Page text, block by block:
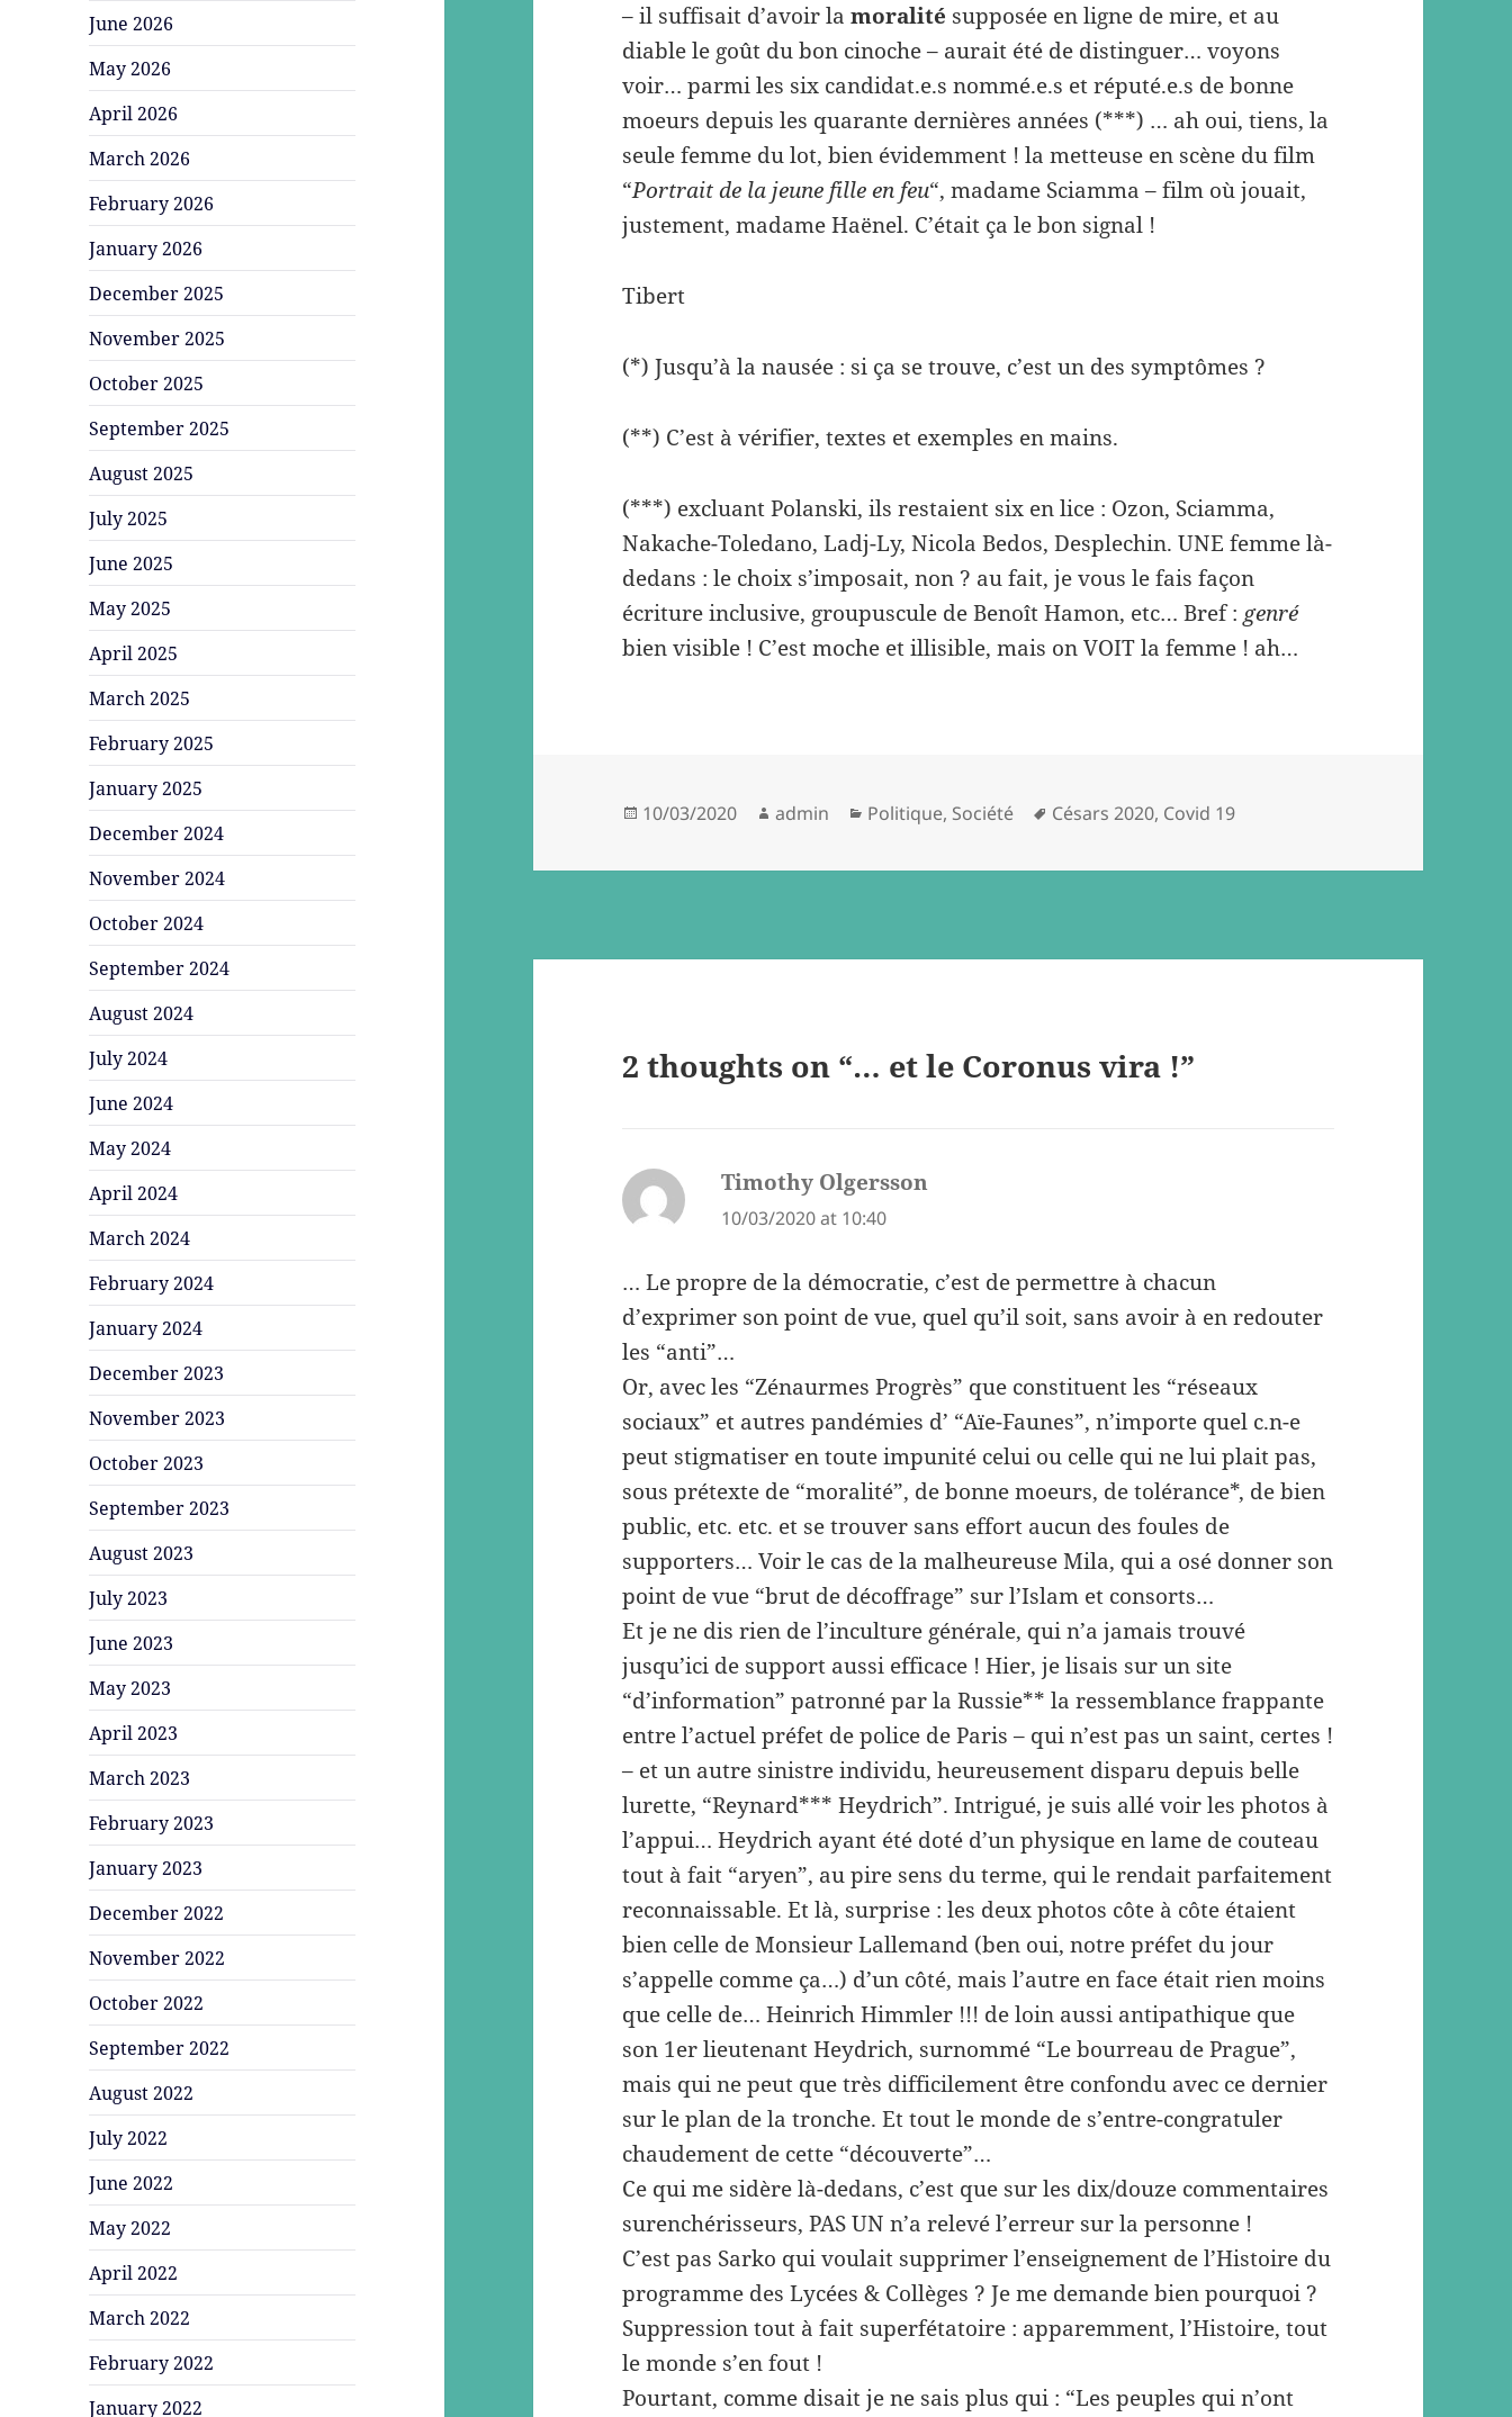
June 2026
May 2026
April 2026
March 2026
February 2026
January 2026
December 2025
November 2025
October 2025
September 2025
August 2025
July 2025
June 2025
May 2025
April 2025
March 2025
February 2025
January 2025
December 2024
November 2024
October 2024
September 2024
August 2024
July 2024
June 2024
May 2024
April 2024
March 2024
February 2024
January 2024
December 2023
November 2023
October 2023
September 2023
August 2023
July 2023
June 2023
May 2023
April 2023
March 2023
February 2023
January 2023
December 2022
November 2022
October 2022
September 2022
August 2022
July 2022
June 2022
May 2022
April 2022
March 2022
February 2022
January 2022
– il suffisait d’avoir lamoralité supposée en ligne de mire, et au
diable le goût du bon cinoche – aurait été de distinguer… voyons
voir… parmi les six candidat.e.s nommé.e.s et réputé.e.s de bonne
moeurs depuis les quarante dernières années (***) … ah oui, tiens, la
seule femme du lot, bien évidemment ! la metteuse en scène du film
“Portrait de la jeune fille en feu“, madame Sciamma – film où jouait,
justement, madame Haënel. C’était ça le bon signal !
Tibert
(*) Jusqu’à la nausée : si ça se trouve, c’est un des symptômes ?
(**) C’est à vérifier, textes et exemples en mains.
(***) excluant Polanski, ils restaient six en lice : Ozon, Sciamma,
Nakache-Toledano, Ladj-Ly, Nicola Bedos, Desplechin. UNE femme là-
dedans : le choix s’imposait, non ? au fait, je vous le fais façon
écriture inclusive, groupuscule de Benoît Hamon, etc… Bref : genré
bien visible ! C’est moche et illisible, mais on VOIT la femme ! ah…
Posted
10/03/2020 Author
admin Categories
Politique, Société Tags
Césars 2020, Covid 19
2 thoughts on “… et le Coronus vira !”
Timothy Olgersson
10/03/2020 at 10:40
… Le propre de la démocratie, c’est de permettre à chacun
d’exprimer son point de vue, quel qu’il soit, sans avoir à en redouter
les “anti”…
Or, avec les “Zénaurmes Progrès” que constituent les “réseaux
sociaux” et autres pandémies d’ “Aïe-Faunes”, n’importe quel c.n-e
peut stigmatiser en toute impunité celui ou celle qui ne lui plait pas,
sous prétexte de “moralité”, de bonne moeurs, de tolérance*, de bien
public, etc. etc. et se trouver sans effort aucun des foules de
supporters… Voir le cas de la malheureuse Mila, qui a osé donner son
point de vue “brut de décoffrage” sur l’Islam et consorts…
Et je ne dis rien de l’inculture générale, qui n’a jamais trouvé
jusqu’ici de support aussi efficace ! Hier, je lisais sur un site
“d’information” patronné par la Russie** la ressemblance frappante
entre l’actuel préfet de police de Paris – qui n’est pas un saint, certes !
– et un autre sinistre individu, heureusement disparu depuis belle
lurette, “Reynard*** Heydrich”. Intrigué, je suis allé voir les photos à
l’appui… Heydrich ayant été doté d’un physique en lame de couteau
tout à fait “aryen”, au pire sens du terme, qui le rendait parfaitement
reconnaissable. Et là, surprise : les deux photos côte à côte étaient
bien celle de Monsieur Lallemand (ben oui, notre préfet du jour
s’appelle comme ça…) d’un côté, mais l’autre en face était rien moins
que celle de… Heinrich Himmler !!! de loin aussi antipathique que
son 1er lieutenant Heydrich, surnommé “Le bourreau de Prague”,
mais qui ne peut que très difficilement être confondu avec ce dernier
sur le plan de la tronche. Et tout le monde de s’entre-congratuler
chaudement de cette “découverte”…
Ce qui me sidère là-dedans, c’est que sur les dix/douze commentaires
surenchérisseurs, PAS UN n’a relevé l’erreur sur la personne !
C’est pas Sarko qui voulait supprimer l’enseignement de l’Histoire du
programme des Lycées & Collèges ? Je me demande bien pourquoi ?
Suppression tout à fait superfétatoire : apparemment, l’Histoire, tout
le monde s’en fout !
Pourtant, comme disait je ne sais plus qui : “Les peuples qui n’ont